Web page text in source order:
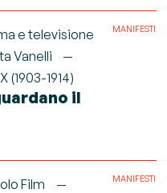
e televisione
Vanelli
(1903-1914)
il
MANIFESTI
Film
MANIFESTI